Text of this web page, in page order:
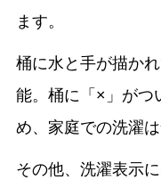
ます。
桶に水と手が描か
能。桶に「×」がつ
め、家庭での洗濯は
その他、洗濯表示